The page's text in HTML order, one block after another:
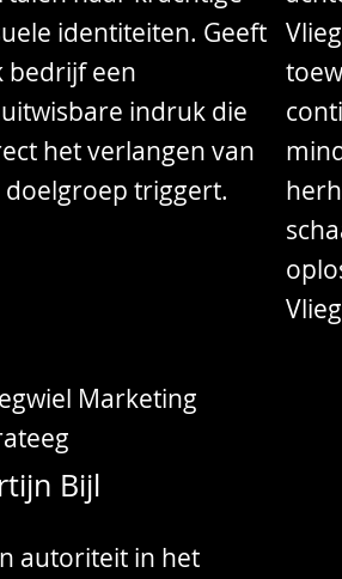
identiteiten. Geeft
bedrijf een
indruk die
het verlangen van
doelgroep triggert.
Marketing
Bijl
autoriteit in het